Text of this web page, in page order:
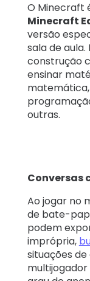
O Minecraft
Minecraft
versão
sala de
construção
ensinar
outras.
Conversas
Ao jogar no
de bate-
podem
imprópria,
situações